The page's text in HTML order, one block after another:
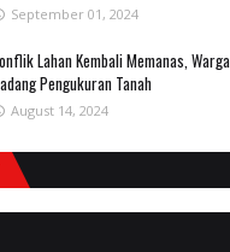
September 01, 2024
Lahan Kembali Memanas,
Pengukuran Tanah
August 14, 2024